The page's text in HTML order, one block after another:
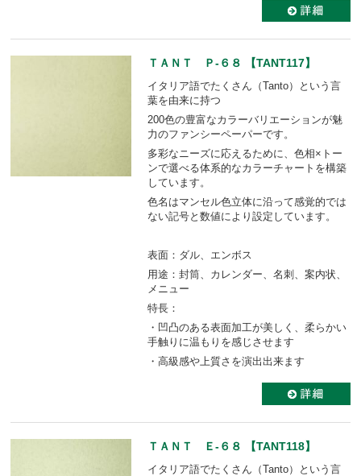
ＴＡＮＴ Ｐ-６８ 【TANT117】
イタリア語でたくさん（Tanto）という言
葉を由来に持つ
200色の豊富なカラーバリエーションが魅
力のファンシーペーパーです。
多彩なニーズに応えるために、色相×トー
ンで選べる体系的なカラーチャートを構築
しています。
色名はマンセル色立体に沿って感覚的では
ない記号と数値により設定しています。
表面：ダル、エンボス
用途：封筒、カレンダー、名刺、案内状、
メニュー
特長：
・凹凸のある表面加工が美しく、柔らかい
手触りに温もりを感じさせます
・高級感や上質さを演出出来ます
ＴＡＮＴ Ｅ-６８ 【TANT118】
イタリア語でたくさん（Tanto）という言